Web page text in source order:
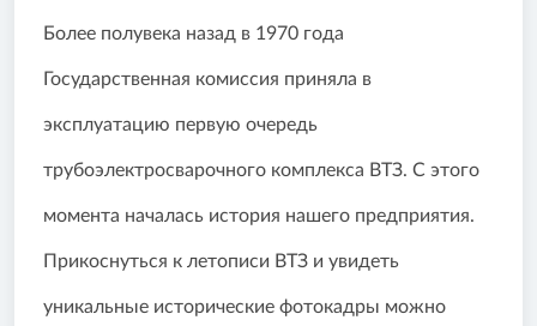
Более полувека назад в 1970 года
Государственная комиссия приняла в
эксплуатацию первую очередь
трубоэлектросварочного комплекса ВТЗ. С этого
момента началась история нашего предприятия.
Прикоснуться к летописи ВТЗ и увидеть
уникальные исторические фотокадры можно